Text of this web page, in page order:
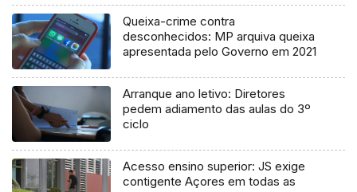
Queixa-crime contra
desconhecidos: MP arquiva queixa
apresentada pelo Governo em 2021
Arranque ano letivo: Diretores
pedem adiamento das aulas do 3º
ciclo
Acesso ensino superior: JS exige
contigente Açores em todas as